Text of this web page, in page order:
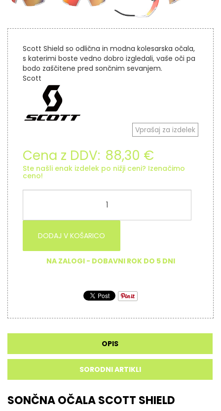
Scott Shield so odlična in modna kolesarska očala,
s katerimi boste vedno dobro izgledali, vaše oči pa
bodo zaščitene pred sončnim sevanjem.
Scott
Vprašaj za izdelek
Cena z DDV: 88,30 €
Ste našli enak izdelek po nižji ceni? Izenačimo
ceno!
DODAJ V KOŠARICO
NA ZALOGI - DOBAVNI ROK DO 5 DNI
OPIS
SORODNI ARTIKLI
SONČNA OČALA SCOTT SHIELD